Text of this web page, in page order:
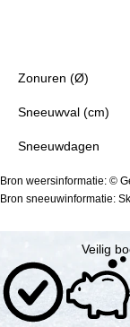
Zonuren (Ø)
Sneeuwval (cm)
Sneeuwdagen
Bron weersinformatie: ©
Bron sneeuwinformatie:
Veilig